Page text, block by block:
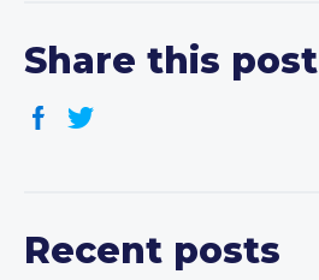
Share this post
Recent posts